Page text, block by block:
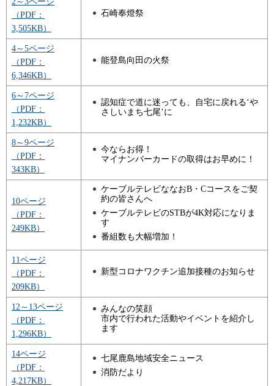
（PDF：
3,505KB）
石崎奉燈祭
4～5ページ
（PDF：
6,346KB）
能登島向田の火祭
6～7ページ
（PDF：
1,232KB）
認知症で道に迷っても、自宅に戻れる‘や
さしいまち七尾’に
8～9ページ
（PDF：
343KB）
今ならお得！
マイナンバーカードの取得はお早めに！
10ページ
（PDF：
249KB）
ケーブルテレビななおB・Cコースをご契
約の皆さんへ
ケーブルテレビのSTBが4K対応になりま
す
番組数も大幅増加！
11ページ
（PDF：
209KB）
新型コロナワクチン追加接種のお知らせ
12～13ページ
（PDF：
1,296KB）
みんなの笑顔
市内で行われた活動やイベントを紹介し
ます
14ページ
（PDF：
4,217KB）
七尾鹿島地域安全ニュース
消防だより